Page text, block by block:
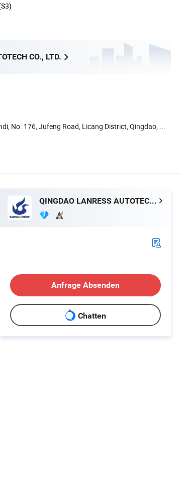
CO., LTD.
No. 176, Jufeng Road, Licang District, Qingdao, ...
QINGDAO LANRESS AUTOTECH CO., LTD.
Anfrage Absenden
Chatten